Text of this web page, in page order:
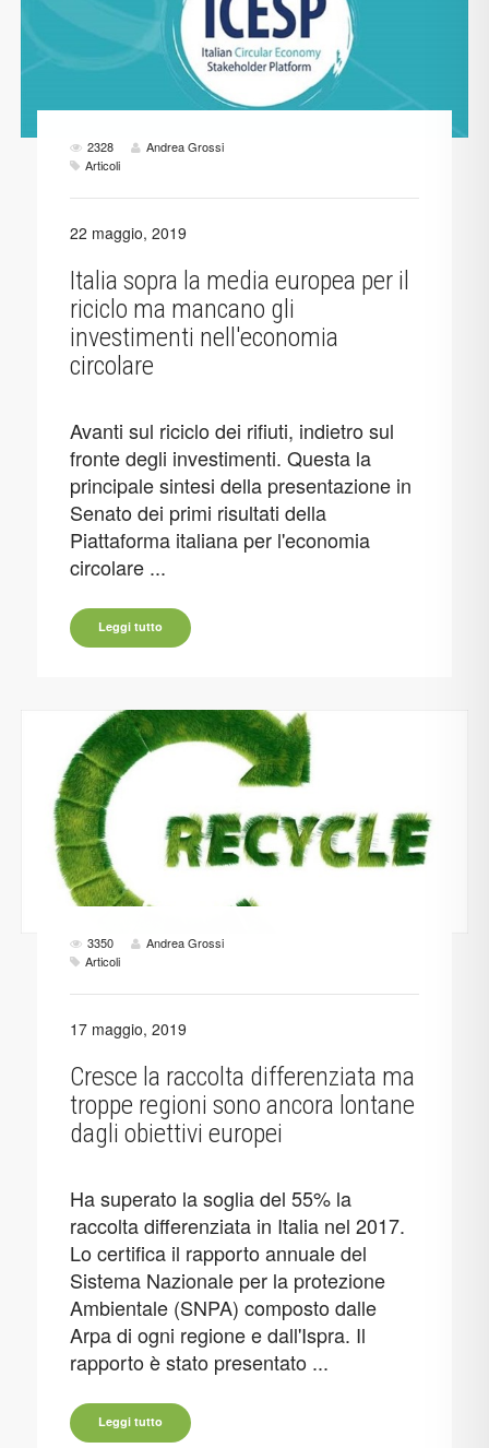
2328
Andrea Grossi
Articoli
22 maggio, 2019
Italia sopra la media europea per il
riciclo ma mancano gli
investimenti nell'economia
circolare
Avanti sul riciclo dei rifiuti, indietro sul
fronte degli investimenti. Questa la
principale sintesi della presentazione in
Senato dei primi risultati della
Piattaforma italiana per l'economia
circolare ...
Leggi tutto
3350
Andrea Grossi
Articoli
17 maggio, 2019
Cresce la raccolta differenziata ma
troppe regioni sono ancora lontane
dagli obiettivi europei
Ha superato la soglia del 55% la
raccolta differenziata in Italia nel 2017.
Lo certifica il rapporto annuale del
Sistema Nazionale per la protezione
Ambientale (SNPA) composto dalle
Arpa di ogni regione e dall'Ispra. Il
rapporto è stato presentato ...
Leggi tutto